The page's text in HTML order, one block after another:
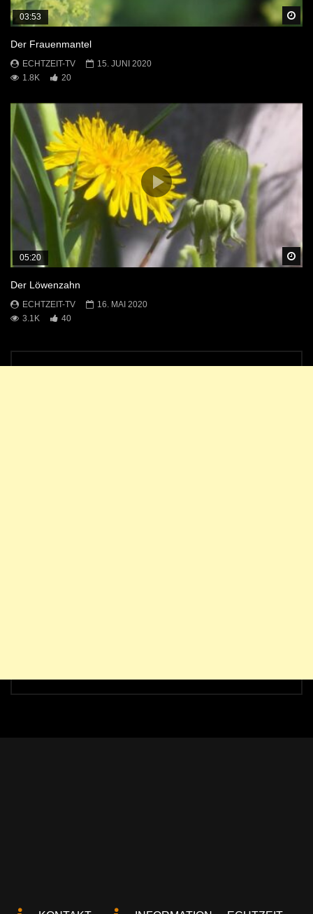
03:53
Der Frauenmantel
ECHTZEIT-TV
15. JUNI 2020
1.8K
20
05:20
Der Löwenzahn
ECHTZEIT-TV
16. MAI 2020
3.1K
40